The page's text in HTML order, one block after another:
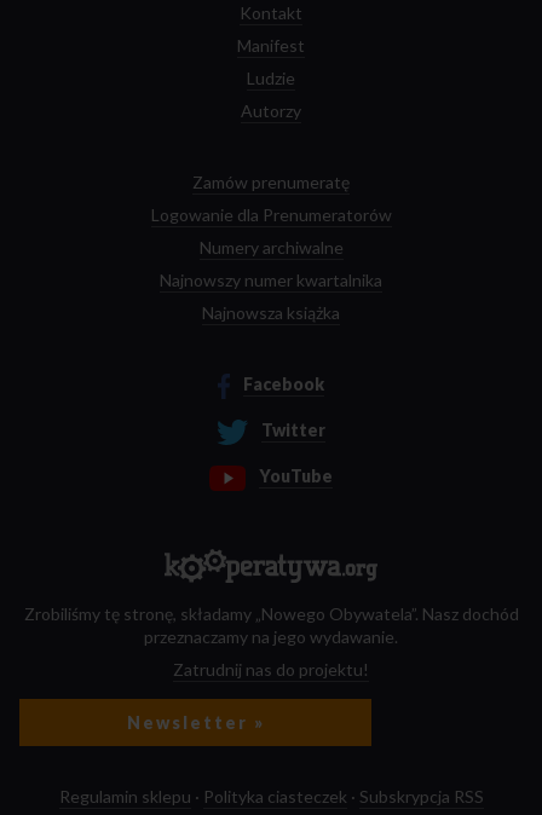
Kontakt
Manifest
Ludzie
Autorzy
Zamów prenumeratę
Logowanie dla Prenumeratorów
Numery archiwalne
Najnowszy numer kwartalnika
Najnowsza książka
Facebook
Twitter
YouTube
Zrobiliśmy tę stronę, składamy „Nowego Obywatela”. Nasz dochód
przeznaczamy na jego wydawanie.
Zatrudnij nas do projektu!
Newsletter »
Regulamin sklepu · Polityka ciasteczek · Subskrypcja RSS